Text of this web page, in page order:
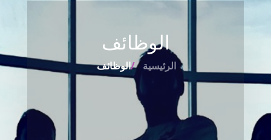
الوظائف
الرئيسية الوظائف